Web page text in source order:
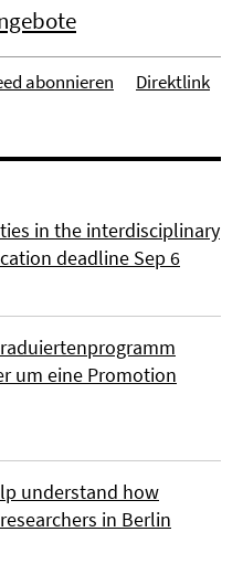
Direktlink
abonnieren
in the interdisciplinary
deadline Sep 6
um eine Promotion
understand how
in Berlin